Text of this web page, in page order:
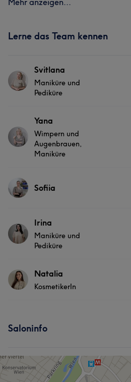
Mehr anzeigen...
Lerne das Team kennen
Svitlana
Maniküre und
Pediküre
Services
Nägel
Yana
Wimpern und
Augenbrauen,
Maniküre
Services
Portfolio
Sofiia
Services
Nägel
Portfolio
Irina
Maniküre und
Pediküre
Services
Portfolio
Natalia
KosmetikerIn
Haarentfernung
Saloninfo